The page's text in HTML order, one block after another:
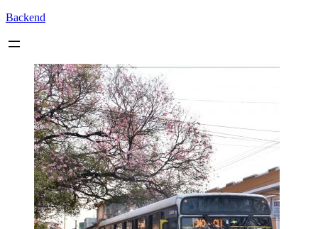
Backend